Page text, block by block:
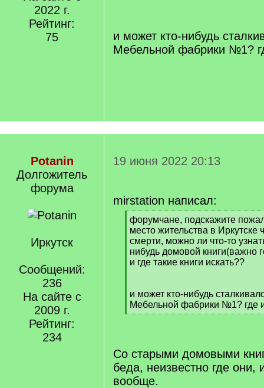
2022 г.
Рейтинг:
75
и может кто-нибудь
Мебельной фабрики №1?
Potanin
Долгожитель
форума
Иркутск
Сообщений:
236
На сайте с
2009 г.
Рейтинг:
234
19 июня 2022 20:13
mirstation написал:
[
q
]
форумчане, подскажите
место жительства в Иркутске
смерти, можно ли что-то
нибудь домовой книги(важно
и где такие книги искать??
и может кто-нибудь
Мебельной фабрики №1? где
[
Со старыми домовыми
беда, неизвестно где они,
вообще.